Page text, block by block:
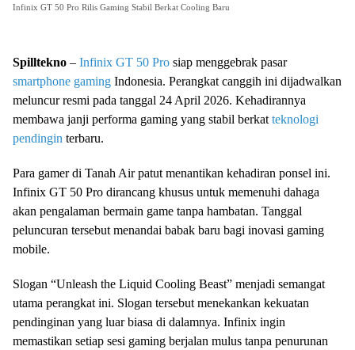
Infinix GT 50 Pro Rilis Gaming Stabil Berkat Cooling Baru
Spilltekno – Infinix GT 50 Pro siap menggebrak pasar
smartphone gaming Indonesia. Perangkat canggih ini dijadwalkan
meluncur resmi pada tanggal 24 April 2026. Kehadirannya
membawa janji performa gaming yang stabil berkat teknologi
pendingin terbaru.
Para gamer di Tanah Air patut menantikan kehadiran ponsel ini.
Infinix GT 50 Pro dirancang khusus untuk memenuhi dahaga
akan pengalaman bermain game tanpa hambatan. Tanggal
peluncuran tersebut menandai babak baru bagi inovasi gaming
mobile.
Slogan “Unleash the Liquid Cooling Beast” menjadi semangat
utama perangkat ini. Slogan tersebut menekankan kekuatan
pendinginan yang luar biasa di dalamnya. Infinix ingin
memastikan setiap sesi gaming berjalan mulus tanpa penurunan